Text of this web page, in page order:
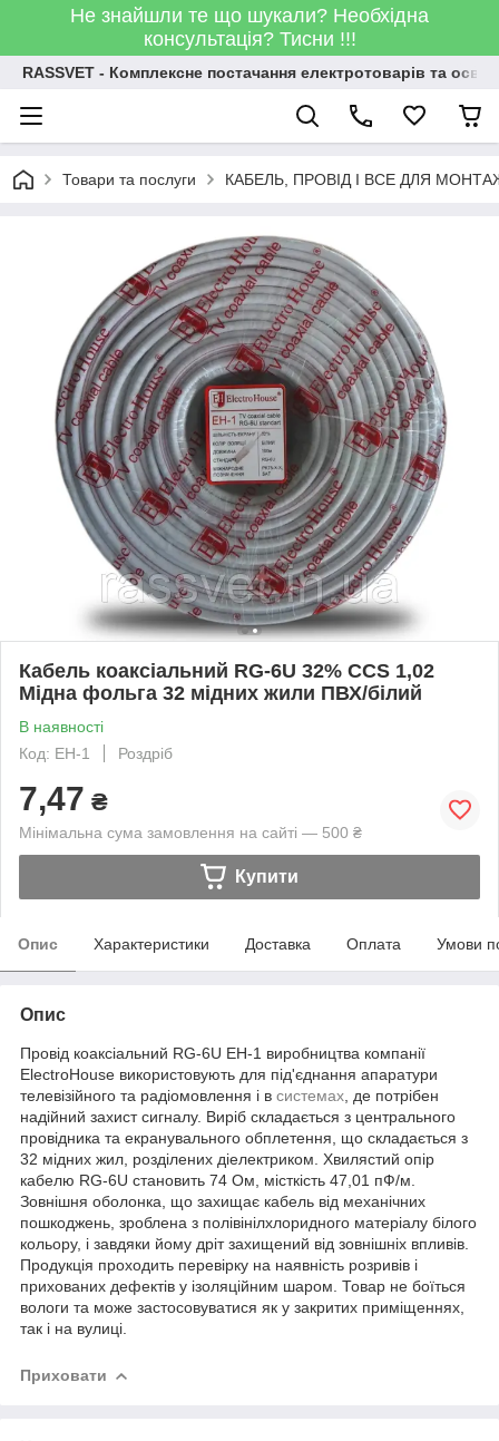
Не знайшли те що шукали? Необхідна
консультація? Тисни !!!
RASSVET - Комплексне постачання електротоварів та
Товари та послуги КАБЕЛЬ, ПРОВІД І ВСЕ ДЛЯ
Кабель коаксіальний RG-6U 32% ССS 1,02
Мідна фольга 32 мідних жили ПВХ/білий
В наявності
Код: EH-1
Роздріб
7,47 ₴
Мінімальна сума замовлення на сайті — 500 ₴
Купити
Опис Характеристики Доставка Оплата Умови
Опис
Провід коаксіальний RG-6U EH-1 виробництва компанії
ElectroHouse використовують для під'єднання апаратури
телевізійного та радіомовлення і в системах , де потрібен
надійний захист сигналу. Виріб складається з центрального
провідника та екранувального обплетення, що складається з
32 мідних жил, розділених діелектриком. Хвилястий опір
кабелю RG-6U становить 74 Ом, місткість 47,01 пФ/м.
Зовнішня оболонка, що захищає кабель від механічних
пошкоджень, зроблена з полівінілхлоридного матеріалу білого
кольору, і завдяки йому дріт захищений від зовнішніх впливів.
Продукція проходить перевірку на наявність розривів і
прихованих дефектів у ізоляційним шаром. Товар не боїться
вологи та може застосовуватися як у закритих приміщеннях,
так і на вулиці.
Приховати